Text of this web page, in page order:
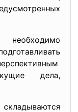
необходимо
дела,